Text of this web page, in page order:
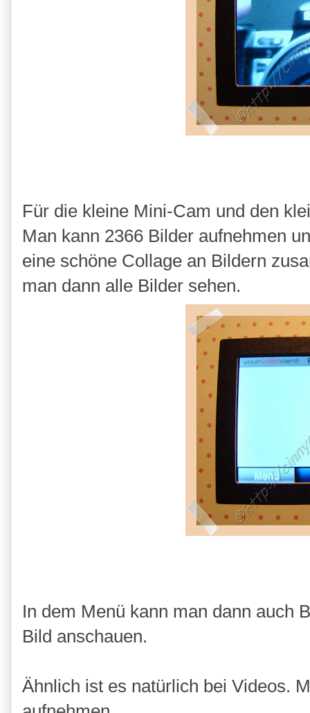
Für die kleine Mini-Cam und den
Man kann 2366 Bilder aufnehmen
eine schöne Collage an Bildern
man dann alle Bilder sehen.
In dem Menü kann man dann auch
Bild anschauen.
Ähnlich ist es natürlich bei Videos.